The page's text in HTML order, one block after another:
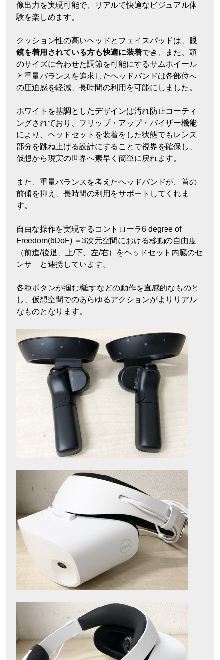
像出力を実現可能で、リアルで快適なビジュアル体
験を楽しめます。
クッション性の高いヘッドとフェイスパッドは、 眼
鏡を着用されている方も快適に装着でき、また、頭
のサイズに合わせた調節を可能にするサムホイール
と重量バランスを追求したヘッドバンドは各部位へ
の圧迫感を軽減、長時間の利用を可能にしました。
ホワイトを基調としたデザインは汚れ防止コーティ
ングされており、フリップ・アップ・バイザー機能
により、ヘッドセットを装着をした状態でもレンズ
部分を跳ね上げる設計にすることで視界を確保し、
仮想から現実の世界へ素早く簡単に戻れます。
また、重量バランスを考えたヘッドバンドが、首の
前傾を抑え、長時間の利用をサポートしてくれま
す。
自由な操作を実現するコントローラ6 degree of
Freedom(6DoF) ＝3次元空間における移動の自由度
（前進/後退、上/下、左/右）をヘッドセット内臓のセ
ンサーと連携しています。
各種ボタンが掴む/離すなどの動作を直感的なものと
し、仮想空間でのあらゆるアクションがよりリアル
なものとなります。